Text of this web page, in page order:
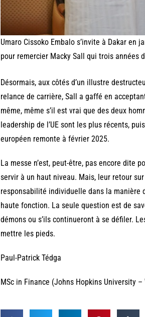
Umaro Cissoko Embalo s’invite à Dakar
pour remercier Macky Sall qui trois années
Désormais, aux côtés d’un illustre
relance de carrière, Sall a gaffé en
même, même s’il est vrai que des deux
leadership de l’UE sont les plus récents,
européen remonte à février 2025.
La messe n’est, peut-être, pas encore dite
servir à un haut niveau. Mais, leur retour
responsabilité individuelle dans la manière
haute fonction. La seule question est de
démons ou s’ils continueront à se défiler.
mettre les pieds.
Paul-Patrick Tédga
MSc in Finance (Johns Hopkins University –